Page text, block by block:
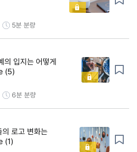
5분 분량
의 입지는 어떻게
(5)
6분 분량
로고 변화는
(1)